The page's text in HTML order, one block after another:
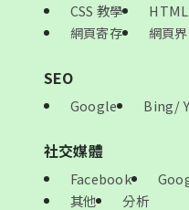
CSS 教學
網頁寄存
網頁
SEO
Google Bing/
社交媒體
Facebook
其他
分析